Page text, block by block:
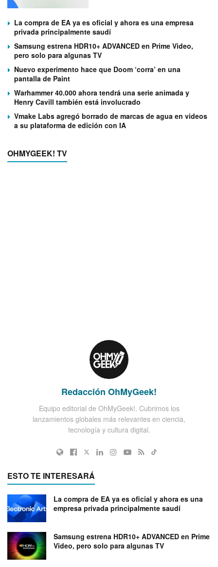
La compra de EA ya es oficial y ahora es una empresa
privada principalmente saudí
Samsung estrena HDR10+ ADVANCED en Prime Video,
pero solo para algunas TV
Nuevo experimento hace que Doom ‘corra’ en una
pantalla de Paint
Warhammer 40.000 ahora tendrá una serie animada y
Henry Cavill también está involucrado
Vmake Labs agregó borrado de marcas de agua en videos
a su plataforma de edición con IA
OHMYGEEK! TV
Redacción OhMyGeek!
Equipo editorial de OhMyGeek!. Cubrimos los
lanzamientos globales más relevantes en ciencia,
tecnología y cultura digital.
ESTO TE INTERESARÁ
La compra de EA ya es oficial y ahora es una
empresa privada principalmente saudí
Samsung estrena HDR10+ ADVANCED en Prime
Video, pero solo para algunas TV